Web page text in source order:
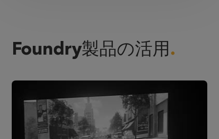
Foundry製品の活用